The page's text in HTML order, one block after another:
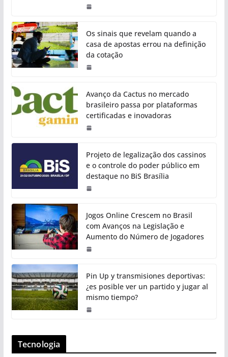
Os sinais que revelam quando a
casa de apostas errou na definição
da cotação
Avanço da Cactus no mercado
brasileiro passa por plataformas
certificadas e inovadoras
Projeto de legalização dos cassinos
e o controle do poder público em
destaque no BiS Brasília
Jogos Online Crescem no Brasil
com Avanços na Legislação e
Aumento do Número de Jogadores
Pin Up y transmisiones deportivas:
¿es posible ver un partido y jugar al
mismo tiempo?
Tecnologia